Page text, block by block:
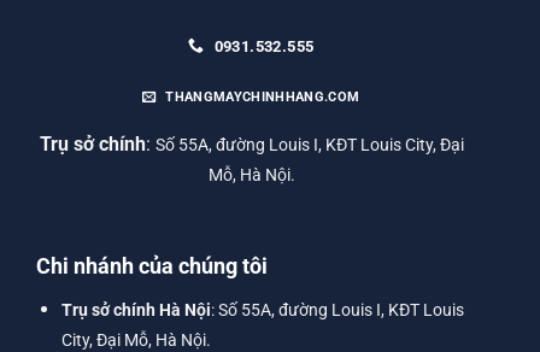
0931.532.555
THANGMAYCHINHHANG.COM
Trụ sở chính: Số 55A, đường Louis I, KĐT Louis City, Đại
Mỗ, Hà Nội.
Chi nhánh của chúng tôi
Trụ sở chính Hà Nội: Số 55A, đường Louis I, KĐT Louis
City, Đại Mỗ, Hà Nội.